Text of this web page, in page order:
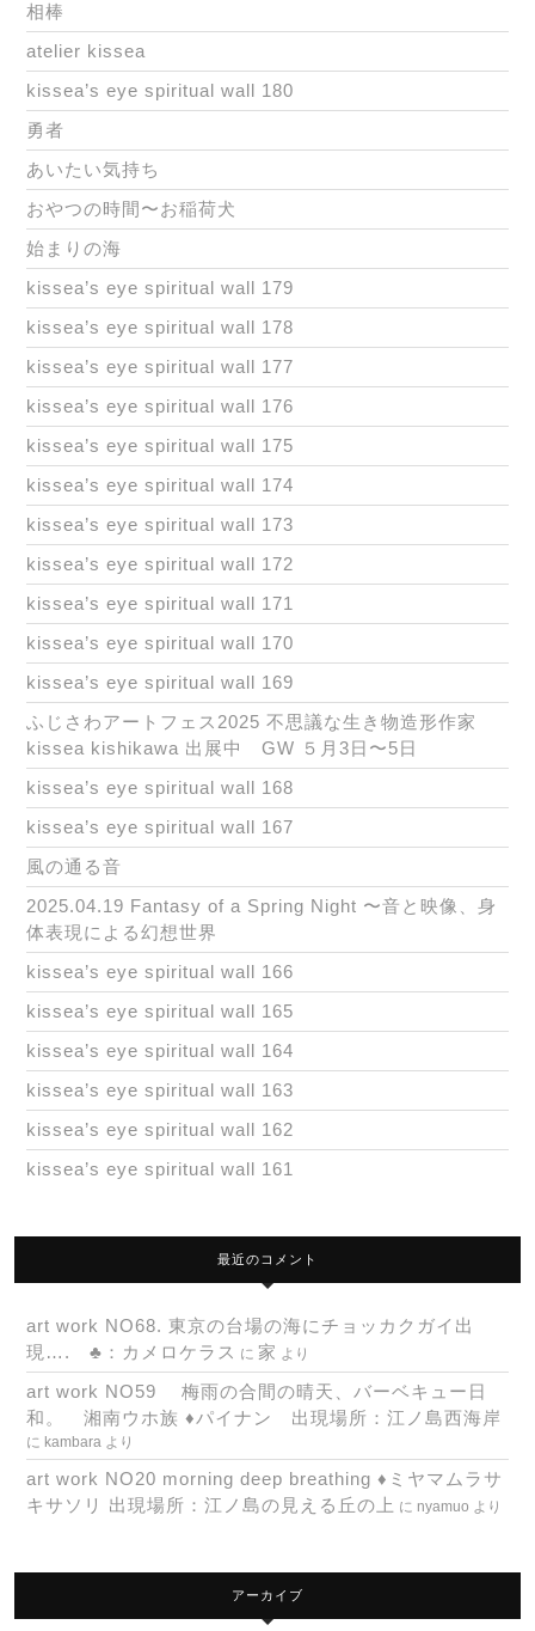
相棒
atelier kissea
kissea’s eye spiritual wall 180
勇者
あいたい気持ち
おやつの時間〜お稲荷犬
始まりの海
kissea’s eye spiritual wall 179
kissea’s eye spiritual wall 178
kissea’s eye spiritual wall 177
kissea’s eye spiritual wall 176
kissea’s eye spiritual wall 175
kissea’s eye spiritual wall 174
kissea’s eye spiritual wall 173
kissea’s eye spiritual wall 172
kissea’s eye spiritual wall 171
kissea’s eye spiritual wall 170
kissea’s eye spiritual wall 169
ふじさわアートフェス2025 不思議な生き物造形作家
kissea kishikawa 出展中 GW ５月3日〜5日
kissea’s eye spiritual wall 168
kissea’s eye spiritual wall 167
風の通る音
2025.04.19 Fantasy of a Spring Night 〜音と映像、身
体表現による幻想世界
kissea’s eye spiritual wall 166
kissea’s eye spiritual wall 165
kissea’s eye spiritual wall 164
kissea’s eye spiritual wall 163
kissea’s eye spiritual wall 162
kissea’s eye spiritual wall 161
最近のコメント
art work NO68. 東京の台場の海にチョッカクガイ出
現…. ♣：カメロケラス に 家 より
art work NO59 梅雨の合間の晴天、バーベキュー日
和。 湘南ウホ族 ♦パイナン 出現場所：江ノ島西海岸
に kambara より
art work NO20 morning deep breathing ♦ミヤマムラサ
キサソリ 出現場所：江ノ島の見える丘の上 に nyamuo より
アーカイブ